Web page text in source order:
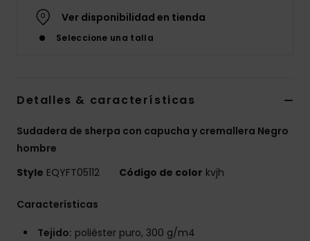
Ver disponibilidad en tienda
Seleccione una talla
Detalles & características
Sudadera de sherpa con capucha y cremallera Negro
hombre
Style EQYFT05112 Código de color kvjh
Características
Tejido: poliéster puro, 300 g/m4